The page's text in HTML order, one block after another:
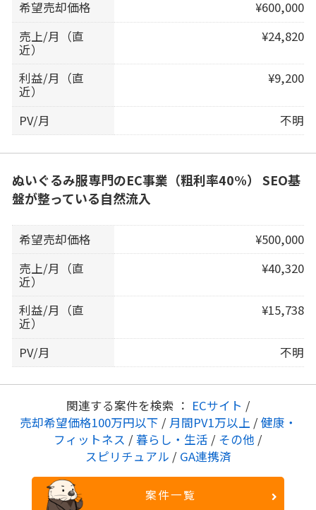
希望売却価格
¥600,000
売上/月（直
近）
¥24,820
利益/月（直
近）
¥9,200
PV/月 不明
ぬいぐるみ服専門のEC事業（粗利率40%） SEO基
盤が整っている自然流入
希望売却価格
¥500,000
売上/月（直
近）
¥40,320
利益/月（直
近）
¥15,738
PV/月 不明
関連する案件を検索 ： ECサイト /
売却希望価格100万円以下 / 月間PV1万以上 / 健康・
フィットネス / 暮らし・生活 / その他 /
スピリチュアル / GA連携済
案件一覧